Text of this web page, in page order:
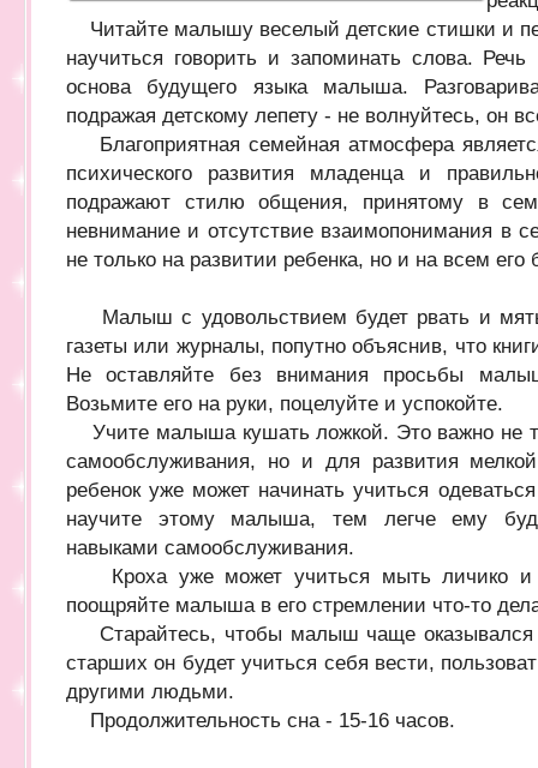
Читайте малышу веселый детские стишки и
научиться говорить и запоминать слова.
основа будущего языка малыша.
подражая детскому лепету - не волнуйтесь, он
Благоприятная семейная атмосфера
психического развития младенца и
подражают стилю общения, принятому в
невнимание и отсутствие взаимопонимания в
не только на развитии ребенка, но и на всем
Малыш с удовольствием будет рвать и
газеты или журналы, попутно объяснив, что
Не оставляйте без внимания просьбы
Возьмите его на руки, поцелуйте и успокойте.
Учите малыша кушать ложкой. Это важно не
самообслуживания, но и для развития
ребенок уже может начинать учиться
научите этому малыша, тем легче ему
навыками самообслуживания.
Кроха уже может учиться мыть личико и
поощряйте малыша в его стремлении что-то
Старайтесь, чтобы малыш чаще
старших он будет учиться себя вести,
другими людьми.
Продолжительность сна - 15-16 часов.